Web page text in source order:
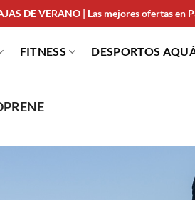
DE VERANO | Las mejores ofertas en
FITNESS DESPORTOS